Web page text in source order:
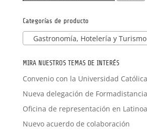
Categorías de producto
Gastronomía, Hotelería y Turismo
MIRA NUESTROS TEMAS DE INTERÉS
Convenio con la Universidad
Nueva delegación de
Oficina de representación en
Nuevo acuerdo de colaboración